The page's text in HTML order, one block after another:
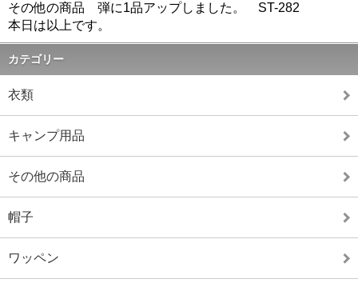
その他の商品 弾に1品アップしました。 ST-282
本日は以上です。
カテゴリー
衣類
キャンプ用品
その他の商品
帽子
ワッペン